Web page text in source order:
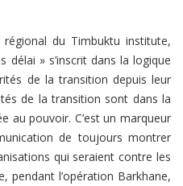
du Timbuktu institute,
» s’inscrit dans la logique
de la transition depuis leur
de la transition sont dans la
au pouvoir. C’est un marqueur
de toujours montrer
qui seraient contre les
pendant l’opération Barkhane,